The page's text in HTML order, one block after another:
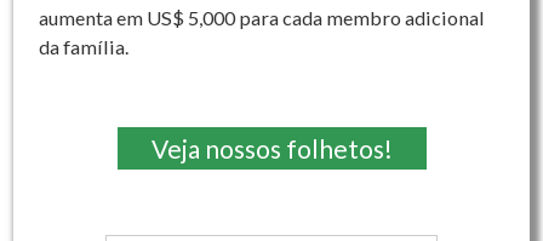
aumenta em US$ 5,000 para cada membro adicional
da família.
Veja nossos folhetos!